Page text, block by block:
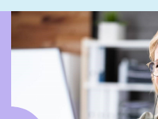
Designteknolog
Multimediedesigner